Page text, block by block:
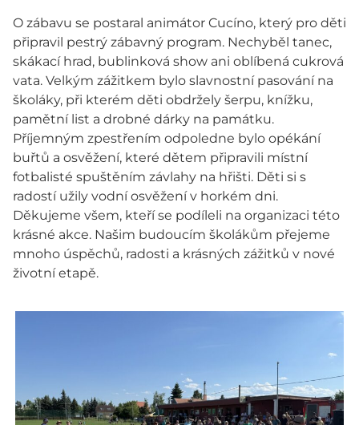
O zábavu se postaral animátor Cucíno, který pro děti
připravil pestrý zábavný program. Nechyběl tanec,
skákací hrad, bublinková show ani oblíbená cukrová
vata. Velkým zážitkem bylo slavnostní pasování na
školáky, při kterém děti obdržely šerpu, knížku,
pamětní list a drobné dárky na památku.
Příjemným zpestřením odpoledne bylo opékání
buřtů a osvěžení, které dětem připravili místní
fotbalisté spuštěním závlahy na hřišti. Děti si s
radostí užily vodní osvěžení v horkém dni.
Děkujeme všem, kteří se podíleli na organizaci této
krásné akce. Našim budoucím školákům přejeme
mnoho úspěchů, radosti a krásných zážitků v nové
životní etapě.